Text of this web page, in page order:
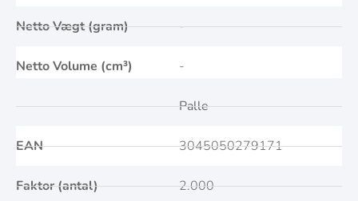
Netto Vægt (gram)
Netto Volume (cm³)
-
-
EAN
Faktor (antal)
Palle
3045050279171
2.000